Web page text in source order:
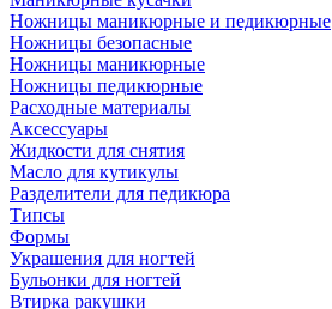
Ножницы маникюрные и педикюрные
Ножницы безопасные
Ножницы маникюрные
Ножницы педикюрные
Расходные материалы
Аксессуары
Жидкости для снятия
Масло для кутикулы
Разделители для педикюра
Типсы
Формы
Украшения для ногтей
Бульонки для ногтей
Втирка ракушки